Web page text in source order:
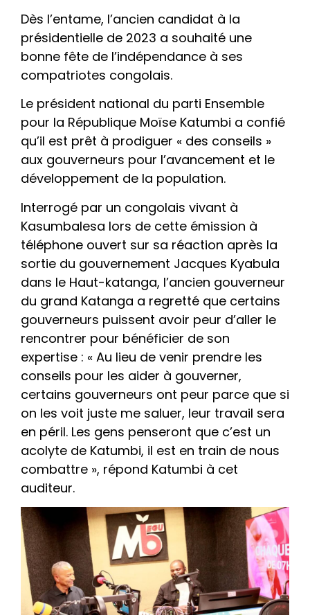
Dès l’entame, l’ancien candidat à la
présidentielle de 2023 a souhaité une
bonne fête de l’indépendance à ses
compatriotes congolais.
Le président national du parti Ensemble
pour la République Moïse Katumbi a confié
qu’il est prêt à prodiguer « des conseils »
aux gouverneurs pour l’avancement et le
développement de la population.
Interrogé par un congolais vivant à
Kasumbalesa lors de cette émission à
téléphone ouvert sur sa réaction après la
sortie du gouvernement Jacques Kyabula
dans le Haut-katanga, l’ancien gouverneur
du grand Katanga a regretté que certains
gouverneurs puissent avoir peur d’aller le
rencontrer pour bénéficier de son
expertise : « Au lieu de venir prendre les
conseils pour les aider à gouverner,
certains gouverneurs ont peur parce que si
on les voit juste me saluer, leur travail sera
en péril. Les gens penseront que c’est un
acolyte de Katumbi, il est en train de nous
combattre », répond Katumbi à cet
auditeur.